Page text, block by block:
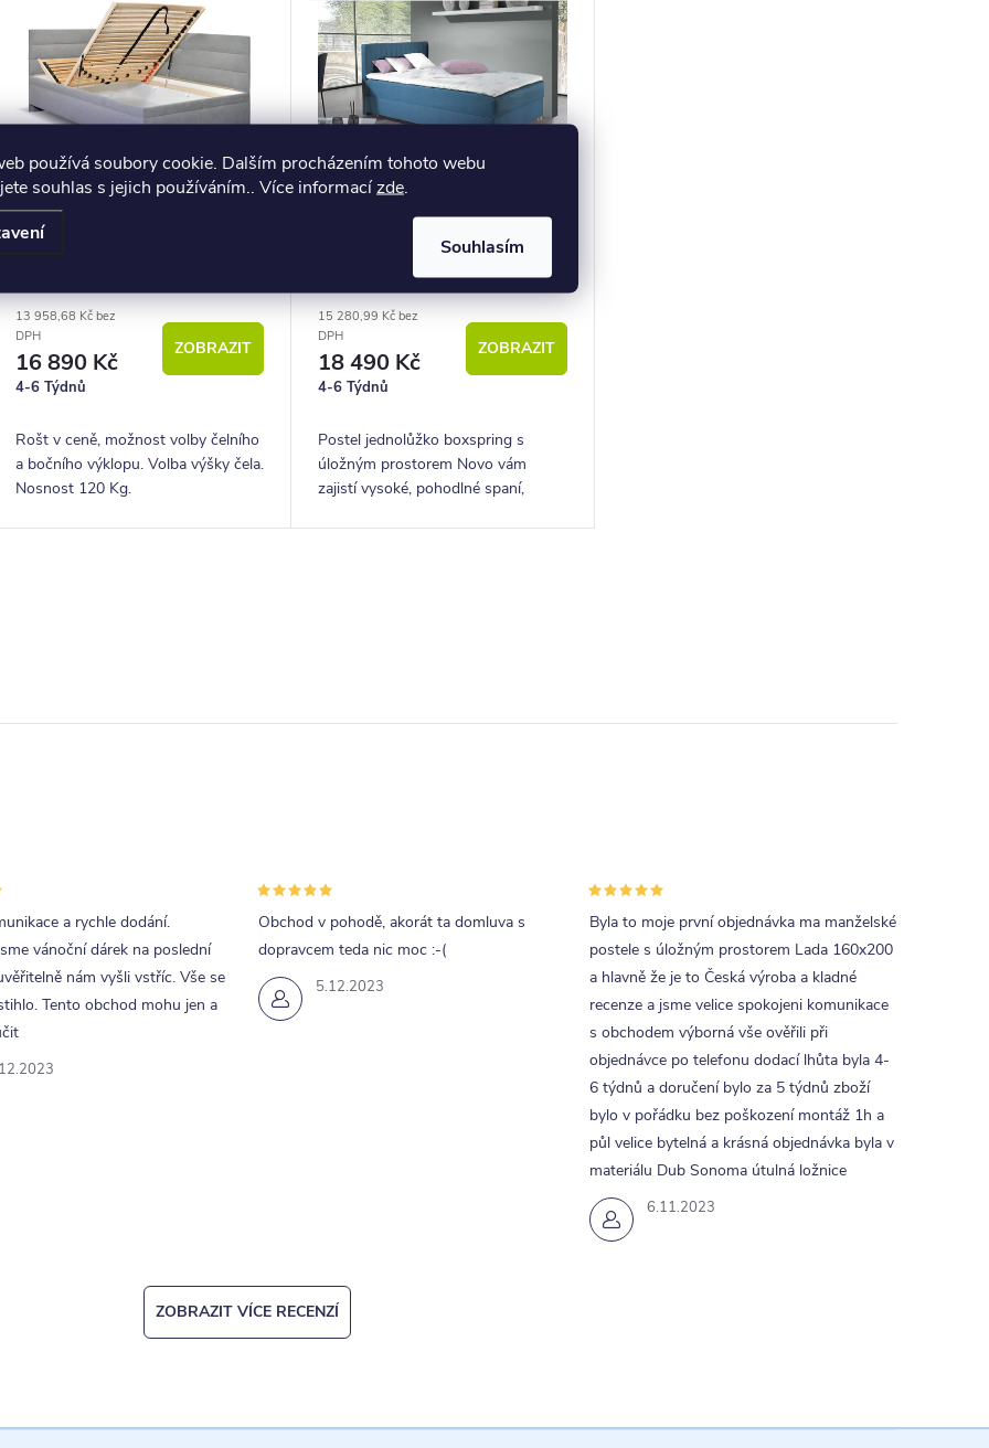
používá soubory cookie. Dalším procházením tohoto webu
souhlas s jejich používáním.. Více informacízde.
Souhlasím
Čalouněná postel s úložným
cm
13 958,68 Kč bez
DPH
16 890 Kč
4-6 Týdnů
ZOBRAZIT
Rošt v ceně, možnost volby čelního
a bočního výklopu. Volba výšky čela.
Nosnost 120 Kg.
Postel jednolůžko boxspring s
úložným prostorem NOVO -
Hlavové čelo 120x220 cm
15 280,99 Kč bez
DPH
18 490 Kč
4-6 Týdnů
ZOBRAZIT
Postel jednolůžko boxspring s
úložným prostorem Novo vám
zajistí vysoké, pohodlné spaní,
a rychle dodání.
vánoční dárek na poslední
nám vyšli vstříc. Vše se
Tento obchod mohu jen a
5.12.2023
Obchod v pohodě, akorát ta domluva s
dopravcem teda nic moc :-(
6.11.2023
Byla to moje první objednávka ma manželské
postele s úložným prostorem Lada 160x200
a hlavně že je to Česká výroba a kladné
recenze a jsme velice spokojeni komunikace
s obchodem výborná vše ověřili při
objednávce po telefonu dodací lhůta byla 4-
6 týdnů a doručení bylo za 5 týdnů zboží
bylo v pořádku bez poškození montáž 1h a
půl velice bytelná a krásná objednávka byla v
materiálu Dub Sonoma útulná ložnice
ZOBRAZIT VÍCE RECENZÍ